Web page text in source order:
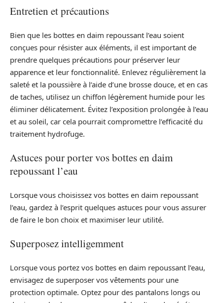
Entretien et précautions
Bien que les bottes en daim repoussant l’eau soient
conçues pour résister aux éléments, il est important de
prendre quelques précautions pour préserver leur
apparence et leur fonctionnalité. Enlevez régulièrement la
saleté et la poussière à l’aide d’une brosse douce, et en cas
de taches, utilisez un chiffon légèrement humide pour les
éliminer délicatement. Évitez l’exposition prolongée à l’eau
et au soleil, car cela pourrait compromettre l’efficacité du
traitement hydrofuge.
Astuces pour porter vos bottes en daim
repoussant l’eau
Lorsque vous choisissez vos bottes en daim repoussant
l’eau, gardez à l’esprit quelques astuces pour vous assurer
de faire le bon choix et maximiser leur utilité.
Superposez intelligemment
Lorsque vous portez vos bottes en daim repoussant l’eau,
envisagez de superposer vos vêtements pour une
protection optimale. Optez pour des pantalons longs ou